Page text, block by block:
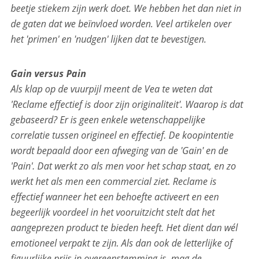
beetje stiekem zijn werk doet. We hebben het dan niet in
de gaten dat we beïnvloed worden. Veel artikelen over
het 'primen' en 'nudgen' lijken dat te bevestigen.
Gain versus Pain
Als klap op de vuurpijl meent de Vea te weten dat
'Reclame effectief is door zijn originaliteit'. Waarop is dat
gebaseerd? Er is geen enkele wetenschappelijke
correlatie tussen origineel en effectief. De koopintentie
wordt bepaald door een afweging van de 'Gain' en de
'Pain'. Dat werkt zo als men voor het schap staat, en zo
werkt het als men een commercial ziet. Reclame is
effectief wanneer het een behoefte activeert en een
begeerlijk voordeel in het vooruitzicht stelt dat het
aangeprezen product te bieden heeft. Het dient dan wél
emotioneel verpakt te zijn. Als dan ook de letterlijke of